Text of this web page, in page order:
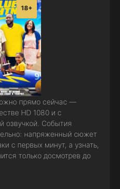
18+
прямо сейчас —
HD 1080 и с
озвучкой. События
напряженный сюжет
с первых минут, а узнать,
только досмотрев до